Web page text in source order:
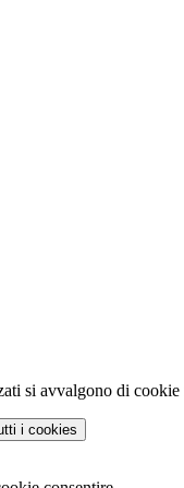
si avvalgono di
i cookies